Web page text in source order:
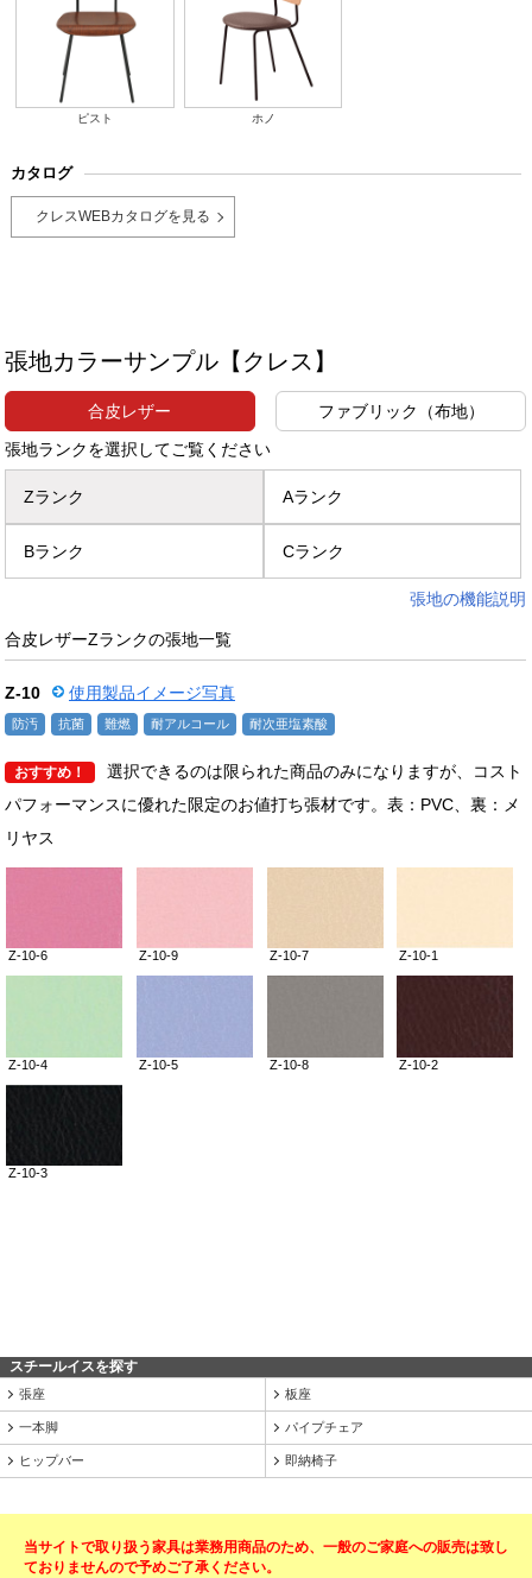
ピスト ホノ
カタログ
クレスWEBカタログを見る
スチールイスを探す
張座 板座
一本脚 パイプチェア
ヒップバー 即納椅子
当サイトで取り扱う家具は業務用商品のため、一般のご家庭への販売は致し
ておりませんので予めご了承ください。